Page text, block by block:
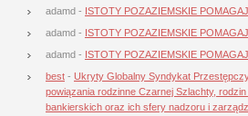
adamd - ISTOTY POZAZIEMSKIE
adamd - ISTOTY POZAZIEMSKIE
adamd - ISTOTY POZAZIEMSKIE
best - Ukryty Globalny Syndykat
powiązania rodzinne Czarnej Szlachty,
bankierskich oraz ich sfery nadzoru i